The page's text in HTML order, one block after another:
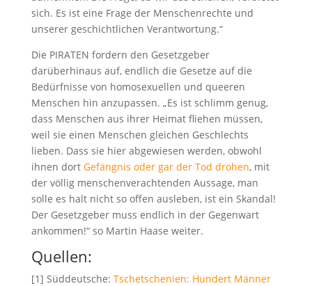
sich. Es ist eine Frage der Menschenrechte und
unserer geschichtlichen Verantwortung.“
Die PIRATEN fordern den Gesetzgeber
darüberhinaus auf, endlich die Gesetze auf die
Bedürfnisse von homosexuellen und queeren
Menschen hin anzupassen. „Es ist schlimm genug,
dass Menschen aus ihrer Heimat fliehen müssen,
weil sie einen Menschen gleichen Geschlechts
lieben. Dass sie hier abgewiesen werden, obwohl
ihnen dort Gefängnis oder gar der Tod drohen, mit
der völlig menschenverachtenden Aussage, man
solle es halt nicht so offen ausleben, ist ein Skandal!
Der Gesetzgeber muss endlich in der Gegenwart
ankommen!“ so Martin Haase weiter.
Quellen:
[1] Süddeutsche: Tschetschenien: Hundert Männer